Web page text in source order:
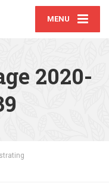
MENU
2020-